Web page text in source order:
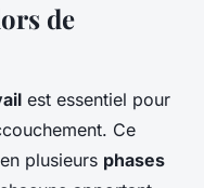
de
est essentiel pour
Ce
plusieurs phases